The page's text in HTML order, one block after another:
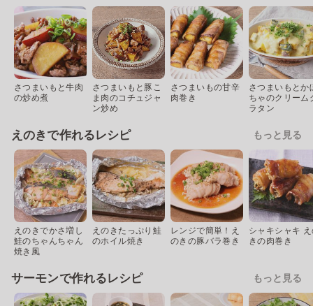
さつまいもと牛肉
の炒め煮
さつまいもと豚こ
ま肉のコチュジャ
ン炒め
さつまいもの甘辛
肉巻き
さつまいもとか
ちゃのクリーム
ラタン
えのきで作れるレシピ もっと見る
えのきでかさ増し
鮭のちゃんちゃん
焼き風
えのきたっぷり鮭
のホイル焼き
レンジで簡単！え
のきの豚バラ巻き
シャキシャキ
きの肉巻き
サーモンで作れるレシピ もっと見る